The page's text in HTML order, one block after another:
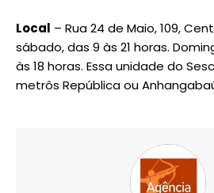
Local – Rua 24 de Maio, 109,
sábado, das 9 às 21 horas.
às 18 horas. Essa unidade do
metrôs República ou